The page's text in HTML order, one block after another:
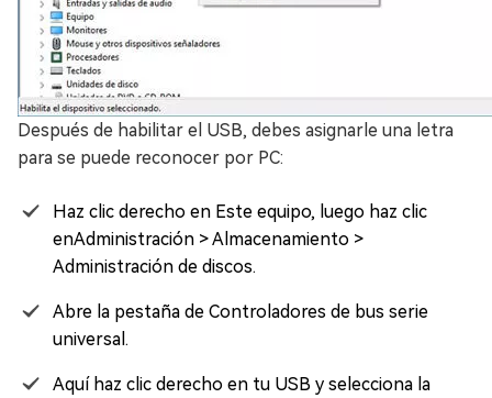
Después de habilitar el USB, debes asignarle una letra
para se puede reconocer por PC:
Haz clic derecho en Este equipo, luego haz clic
enAdministración > Almacenamiento >
Administración de discos.
Abre la pestaña de Controladores de bus serie
universal.
Aquí haz clic derecho en tu USB y selecciona la